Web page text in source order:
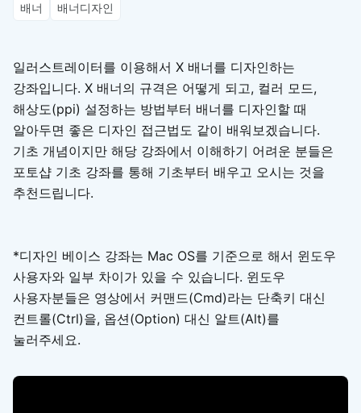
배너 배너디자인
일러스트레이터를 이용해서 X 배너를 디자인하는
강좌입니다. X 배너의 규격은 어떻게 되고, 컬러 모드,
해상도(ppi) 설정하는 방법부터 배너를 디자인할 때
알아두면 좋은 디자인 접근법도 같이 배워보겠습니다.
기초 개념이지만 해당 강좌에서 이해하기 어려운 분들은
포토샵 기초 강좌를 통해 기초부터 배우고 오시는 것을
추천드립니다.
*디자인 베이스 강좌는 Mac OS를 기준으로 해서 윈도우
사용자와 일부 차이가 있을 수 있습니다. 윈도우
사용자분들은 영상에서 커맨드(Cmd)라는 단축키 대신
컨트롤(Ctrl)을, 옵션(Option) 대신 알트(Alt)를
눌러주세요.